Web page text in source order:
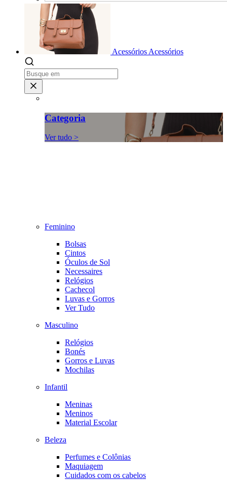
Acessórios Acessórios
Categoria
Ver tudo >
Feminino
Bolsas
Cintos
Óculos de Sol
Necessaires
Relógios
Cachecol
Luvas e Gorros
Ver Tudo
Masculino
Relógios
Bonés
Gorros e Luvas
Mochilas
Infantil
Meninas
Meninos
Material Escolar
Beleza
Perfumes e Colônias
Maquiagem
Cuidados com os cabelos